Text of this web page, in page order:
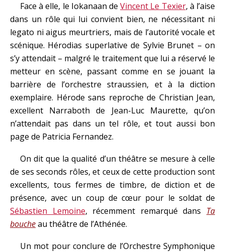
Face à elle, le Iokanaan deVincent Le Texier, à l’aise
dans un rôle qui lui convient bien, ne nécessitant ni
legato ni aigus meurtriers, mais de l’autorité vocale et
scénique. Hérodias superlative de Sylvie Brunet – on
s’y attendait – malgré le traitement que lui a réservé le
metteur en scène, passant comme en se jouant la
barrière de l’orchestre straussien, et à la diction
exemplaire. Hérode sans reproche de Christian Jean,
excellent Narraboth de Jean-Luc Maurette, qu’on
n’attendait pas dans un tel rôle, et tout aussi bon
page de Patricia Fernandez.
On dit que la qualité d’un théâtre se mesure à celle
de ses seconds rôles, et ceux de cette production sont
excellents, tous fermes de timbre, de diction et de
présence, avec un coup de cœur pour le soldat de
Sébastien Lemoine, récemment remarqué dans Ta
boucheau théâtre de l’Athénée.
Un mot pour conclure de l’Orchestre Symphonique